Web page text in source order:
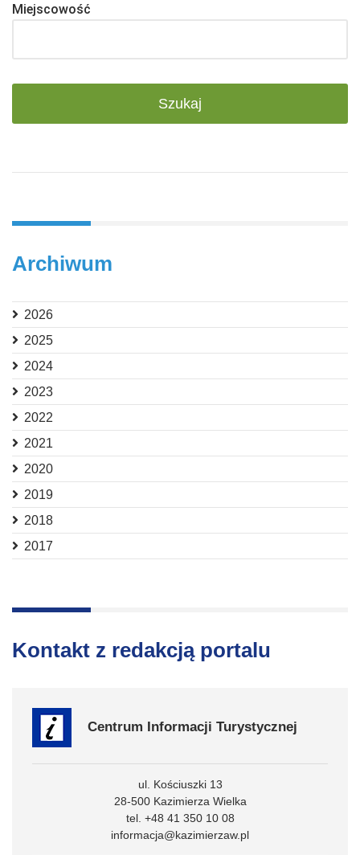
Miejscowość
Archiwum
2026
2025
2024
2023
2022
2021
2020
2019
2018
2017
Kontakt z redakcją portalu
Centrum Informacji Turystycznej
ul. Kościuszki 13
28-500 Kazimierza Wielka
tel. +48 41 350 10 08
informacja@kazimierzaw.pl